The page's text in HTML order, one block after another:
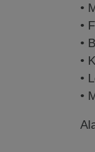
•
•
•
•
•
•